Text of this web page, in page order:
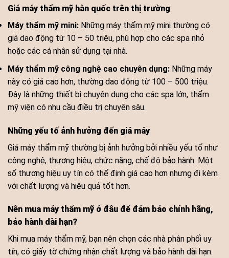
Giá máy thẩm mỹ hàn quốc trên thị trường
Máy thẩm mỹ mini: Những máy thẩm mỹ mini thường có
giá dao động từ 10 – 50 triệu, phù hợp cho các spa nhỏ
hoặc các cá nhân sử dụng tại nhà.
Máy thẩm mỹ công nghệ cao chuyên dụng: Những máy
này có giá cao hơn, thường dao động từ 100 – 500 triệu.
Đây là những thiết bị chuyên dụng cho các spa lớn, thẩm
mỹ viện có nhu cầu điều trị chuyên sâu.
Những yếu tố ảnh hưởng đến giá máy
Giá máy thẩm mỹ thường bị ảnh hưởng bởi nhiều yếu tố như
công nghệ, thương hiệu, chức năng, chế độ bảo hành. Một
số thương hiệu uy tín có thể định giá cao hơn nhưng đi kèm
với chất lượng và hiệu quả tốt hơn.
Nên mua máy thẩm mỹ ở đâu để đảm bảo chính hãng,
bảo hành dài hạn?
Khi mua máy thẩm mỹ, bạn nên chọn các nhà phân phối uy
tín, có giấy tờ chứng nhận chất lượng và bảo hành dài hạn.